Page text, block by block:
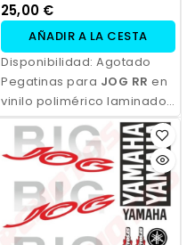
25,00 €
AÑADIR A LA CESTA
Disponibilidad: Agotado
Pegatinas para JOG RR en
vinilo polimérico laminado,
impresas con tinta
ecosolvente. Alta
resistencia, acabado
profesional y opción de
personalización.